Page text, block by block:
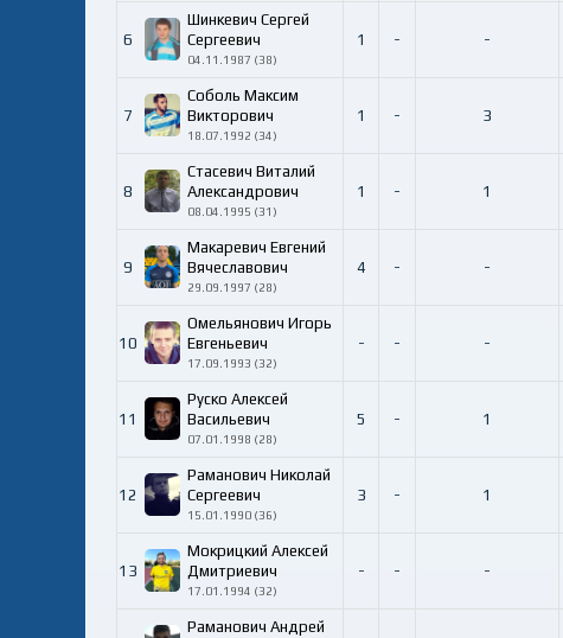
6
Шинкевич Сергей
Сергеевич
04.11.1987 (38)
1 - -
7
Соболь Максим
Викторович
18.07.1992 (34)
1 - 3
8
Стасевич Виталий
Александрович
08.04.1995 (31)
1 - 1
9
Макаревич Евгений
Вячеславович
29.09.1997 (28)
4 - -
10
Омельянович Игорь
Евгеньевич
17.09.1993 (32)
- - -
11
Руско Алексей
Васильевич
07.01.1998 (28)
5 - 1
12
Раманович Николай
Сергеевич
15.01.1990 (36)
3 - 1
13
Мокрицкий Алексей
Дмитриевич
17.01.1994 (32)
- - -
Раманович Андрей